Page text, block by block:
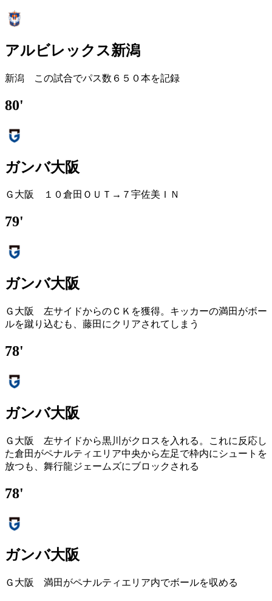
アルビレックス新潟
新潟 この試合でパス数６５０本を記録
80'
ガンバ大阪
Ｇ大阪 １０倉田ＯＵＴ→７宇佐美ＩＮ
79'
ガンバ大阪
Ｇ大阪 左サイドからのＣＫを獲得。キッカーの満田がボー
ルを蹴り込むも、藤田にクリアされてしまう
78'
ガンバ大阪
Ｇ大阪 左サイドから黒川がクロスを入れる。これに反応し
た倉田がペナルティエリア中央から左足で枠内にシュートを
放つも、舞行龍ジェームズにブロックされる
78'
ガンバ大阪
Ｇ大阪 満田がペナルティエリア内でボールを収める